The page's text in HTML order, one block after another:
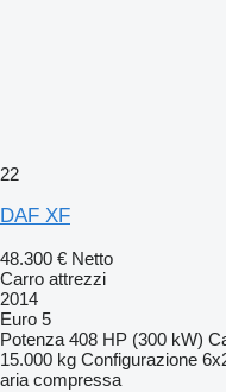
22
DAF XF
48.300 € Netto
Carro attrezzi
2014
Euro 5
Potenza 408 HP (300 kW)
15.000 kg Configurazione
aria compressa